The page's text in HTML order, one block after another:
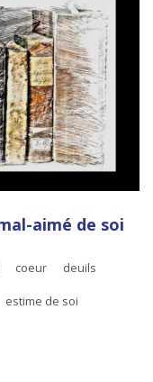
aimé de soi
coeur deuils
estime de soi